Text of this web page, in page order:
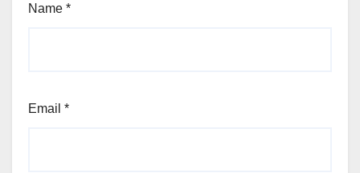
Name *
Email *